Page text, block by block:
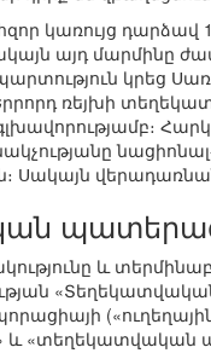
կառույց դարձավ
այդ մարմինը
կրեց
ռեյխի
Սակայն
և
«Տեղեկատվական
«տեղեկատվական